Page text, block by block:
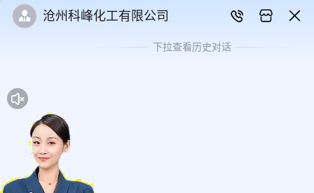
沧州科峰化工有限公司
下拉查看历史对话